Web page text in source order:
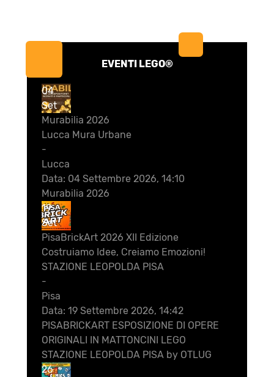
EVENTI LEGO®
04
Set
Murabilia 2026
Lucca Mura Urbane
-
Lucca
Data: 04 Settembre 2026, 14:10
Murabilia 2026
19
Set
PisaBrickArt 2026 XII Edizione
Costruiamo Idee, Creiamo Emozioni!
STAZIONE LEOPOLDA PISA
-
Pisa
Data: 19 Settembre 2026, 14:42
PISABRICKART ESPOSIZIONE DI OPERE
ORIGINALI IN MATTONCINI LEGO
STAZIONE LEOPOLDA PISA by OTLUG
26